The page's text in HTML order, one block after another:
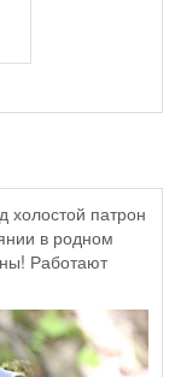
патрон
в родном
Работают